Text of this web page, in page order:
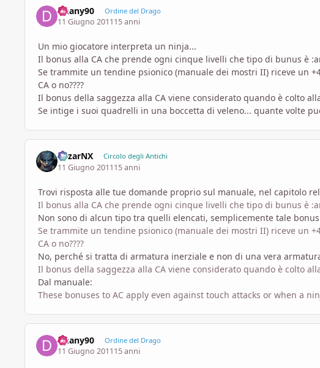
Dhany90 Ordine del Drago
11 Giugno 201115 anni
Un mio giocatore interpreta un ninja...
Il bonus alla CA che prende ogni cinque livelli che tipo di bunus è
Se trammite un tendine psionico (manuale dei mostri II) riceve un
CA o no????
Il bonus della saggezza alla CA viene considerato quando è colto
Se intige i suoi quadrelli in una boccetta di veleno... quante volte
MizarNX Circolo degli Antichi
11 Giugno 201115 anni
Trovi risposta alle tue domande proprio sul manuale, nel capitolo
Il bonus alla CA che prende ogni cinque livelli che tipo di bunus è
Non sono di alcun tipo tra quelli elencati, semplicemente tale
Se trammite un tendine psionico (manuale dei mostri II) riceve un
CA o no????
No, perché si tratta di armatura inerziale e non di una vera
Il bonus della saggezza alla CA viene considerato quando è colto
Dal manuale:
These bonuses to AC apply even against touch attacks or when a
Dhany90 Ordine del Drago
11 Giugno 201115 anni